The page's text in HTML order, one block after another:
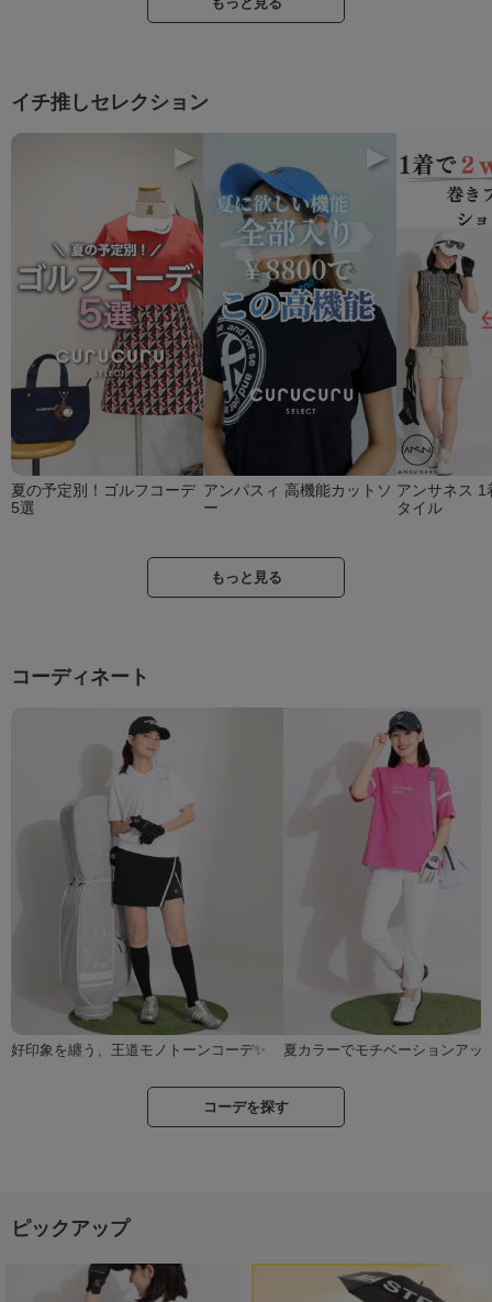
イチ推しセレクション
▶
夏の予定別！ゴルフコーデ
5選
▶
アンパスィ 高機能カットソ
ー
アンサネス 1
タイル
もっと見る
コーディネート
好印象を纏う、王道モノトーンコーデ✨ 夏カラーでモチベーションアッ
コーデを探す
ピックアップ